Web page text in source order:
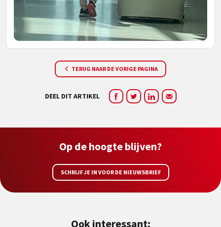
TERUG NAAR DE VORIGE PAGINA
DEEL DIT ARTIKEL
Op de hoogte blijven?
SCHRIJF JE IN VOOR DE NIEUWSBRIEF
Ook interessant: